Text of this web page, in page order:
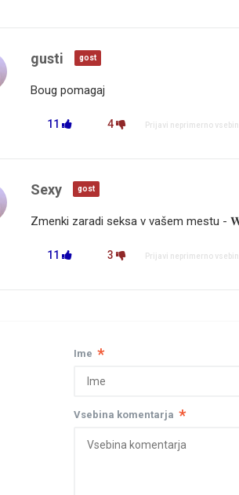
gusti gost
Boug pomagaj
11 4 Prijavi neprimerno
Sexy gost
Zmenki zaradi seksa v vašem
11 3 Prijavi neprimerno
Ime *
Vsebina komentarja *